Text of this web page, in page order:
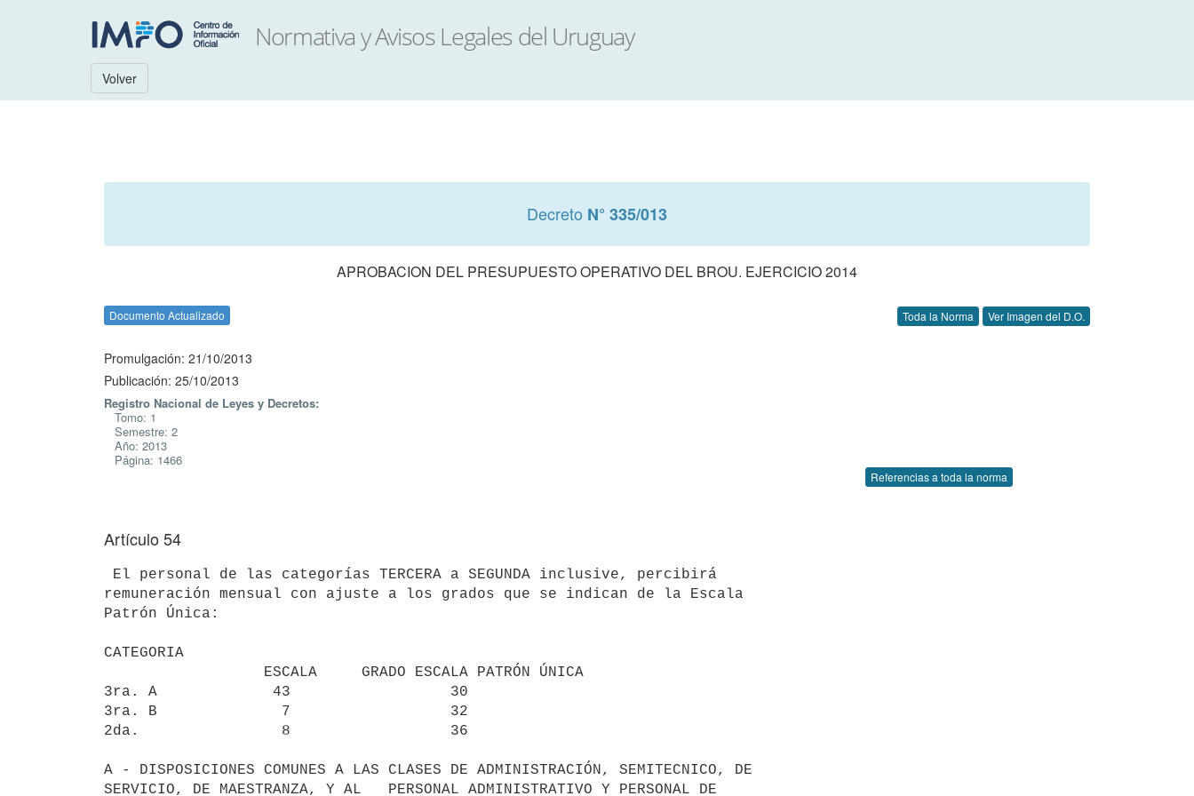
Volver
Decreto N° 335/013
APROBACION DEL PRESUPUESTO OPERATIVO DEL BROU. EJERCICIO 2014
Documento Actualizado Toda la Norma Ver Imagen del D.O.
Promulgación: 21/10/2013
Publicación: 25/10/2013
Registro Nacional de Leyes y Decretos:
Tomo: 1
Semestre: 2
Año: 2013
Página: 1466
Referencias a toda la norma
Artículo 54
remuneración mensual con ajuste a los grados que se indican de la Escala
Patrón Única:
CATEGORIA
3ra. A             43                  30
3ra. B              7                  32
2da.                8                  36
A - DISPOSICIONES COMUNES A LAS CLASES DE ADMINISTRACIÓN, SEMITECNICO, DE
SERVICIO, DE MAESTRANZA, Y AL   PERSONAL ADMINISTRATIVO Y PERSONAL DE